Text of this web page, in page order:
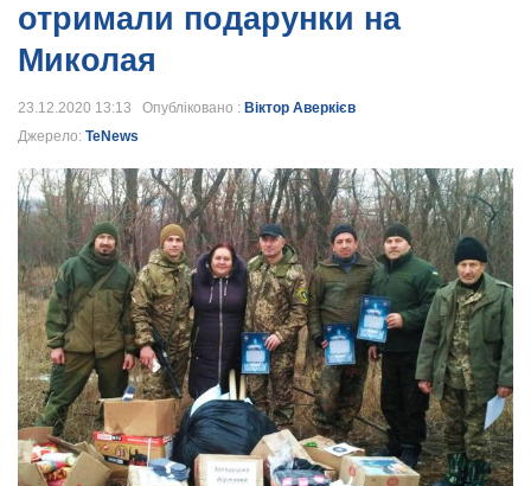
отримали подарунки на
Миколая
23.12.2020 13:13 Опубліковано : Віктор Аверкієв
Джерело: TeNews